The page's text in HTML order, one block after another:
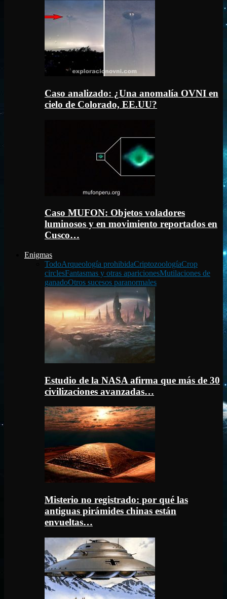
Caso analizado: ¿Una anomalía OVNI en
cielo de Colorado, EE.UU?
Caso MUFON: Objetos voladores
luminosos y en movimiento reportados en
Cusco…
Enigmas
TodoArqueología prohibidaCriptozoologíaCrop
circlesFantasmas y otras aparicionesMutilaciones de
ganadoOtros sucesos paranormales
Estudio de la NASA afirma que más de 30
civilizaciones avanzadas…
Misterio no registrado: por qué las
antiguas pirámides chinas están
envueltas…